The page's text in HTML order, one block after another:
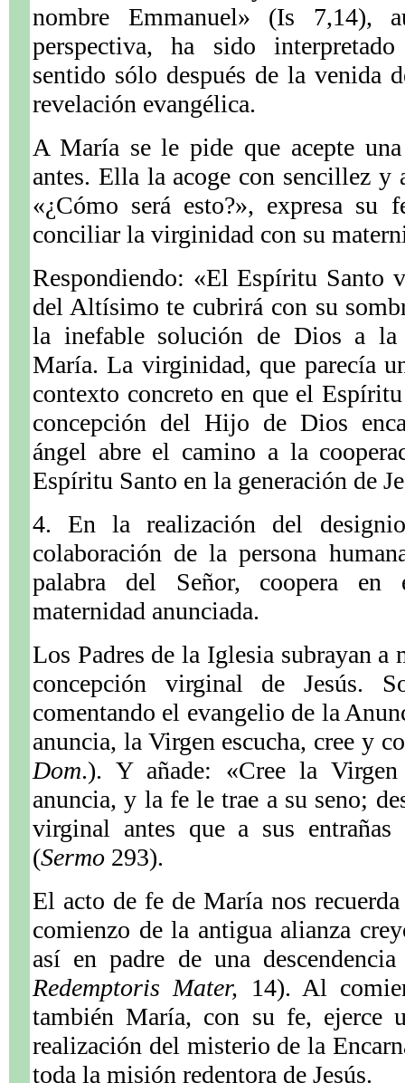
nombre Emmanuel» (Is 7,14),
perspectiva, ha sido
sentido sólo después de la venida
revelación evangélica.
A María se le pide que acepte
antes. Ella la acoge con sencillez y
«¿Cómo será esto?», expresa
conciliar la virginidad con su
Respondiendo: «El Espíritu Santo
del Altísimo te cubrirá con su
la inefable solución de Dios a la
María. La virginidad, que parecía
contexto concreto en que el
concepción del Hijo de Dios
ángel abre el camino a la
Espíritu Santo en la generación de
4. En la realización del
colaboración de la persona
palabra del Señor, coopera
maternidad anunciada.
Los Padres de la Iglesia subrayan a
concepción virginal de Jesús.
comentando el evangelio de la
anuncia, la Virgen escucha, cree y
Dom.). Y añade: «Cree la
anuncia, y la fe le trae a su seno;
virginal antes que a sus entrañas
(Sermo 293).
El acto de fe de María nos
comienzo de la antigua alianza
así en padre de una
Redemptoris Mater, 14). Al
también María, con su fe, ejerce
realización del misterio de la
toda la misión redentora de Jesús.